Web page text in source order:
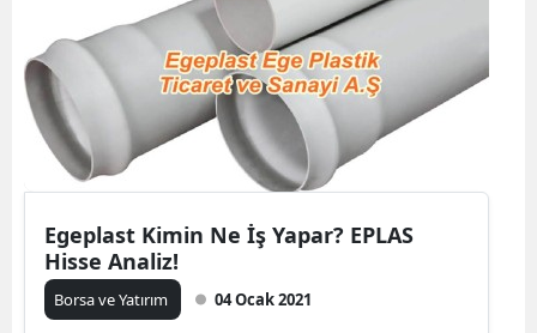
Egeplast Kimin Ne İş Yapar? EPLAS
Hisse Analiz!
Borsa ve Yatırım 04 Ocak 2021